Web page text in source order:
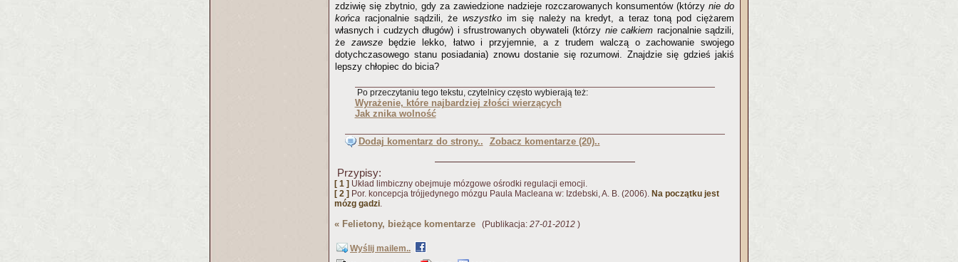
zdziwię się zbytnio, gdy za zawiedzione nadzieje rozczarowanych konsumentów (którzy nie do
końca racjonalnie sądzili, żewszystko im się należy na kredyt, a teraz toną pod ciężarem
własnych i cudzych długów) i sfrustrowanych obywateli (którzy nie całkiem racjonalnie sądzili,
że zawszebędzie lekko, łatwo i przyjemnie, a z trudem walczą o zachowanie swojego
dotychczasowego stanu posiadania) znowu dostanie się rozumowi. Znajdzie się gdzieś jakiś
lepszy chłopiec do bicia?
Po przeczytaniu tego tekstu, czytelnicy często wybierają też:
Wyrażenie, które najbardziej złości wierzących
Jak znika wolność
Dodaj komentarz do strony.. Zobacz komentarze (20)..
Przypisy:
[ 1 ] Układ limbiczny obejmuje mózgowe ośrodki regulacji emocji.
[ 2 ] Por. koncepcja trójjedynego mózgu Paula Macleana w: Izdebski, A. B. (2006). Na początku jest
mózg gadzi.
« Felietony, bieżące komentarze (Publikacja: 27-01-2012 )
Wyślij mailem..